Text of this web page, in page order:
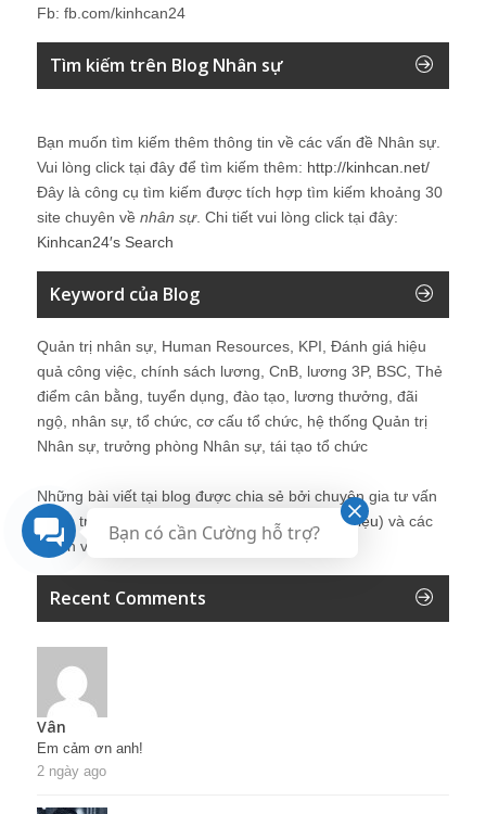
Fb: fb.com/kinhcan24
Tìm kiếm trên Blog Nhân sự
Bạn muốn tìm kiếm thêm thông tin về các vấn đề Nhân sự
Vui lòng click tại đây để tìm kiếm thêm: http://kinhcan.net/
Đây là công cụ tìm kiếm được tích hợp tìm kiếm khoảng 30
site chuyên về nhân sự. Chi tiết vui lòng click tại đây:
Kinhcan24′s Search
Keyword của Blog
Quản trị nhân sự, Human Resources, KPI, Đánh giá hiệu
quả công việc, chính sách lương, CnB, lương 3P, BSC, Thẻ
điểm cân bằng, tuyển dụng, đào tạo, lương thưởng, đãi
ngộ, nhân sự, tổ chức, cơ cấu tổ chức, hệ thống Quản trị
Nhân sự, trưởng phòng Nhân sự, tái tạo tổ chức
Những bài viết tại blog được chia sẻ bởi chuyên gia tư vấn
Quản trị Nhân sự Nguyễn Hùng Cường (
giới thiệu) và các
thành viên khác trong cộng đồng Nhân sự.
Recent Comments
Vân
Em cảm ơn anh!
2 ngày ago
Bạn có cần Cường hỗ trợ?